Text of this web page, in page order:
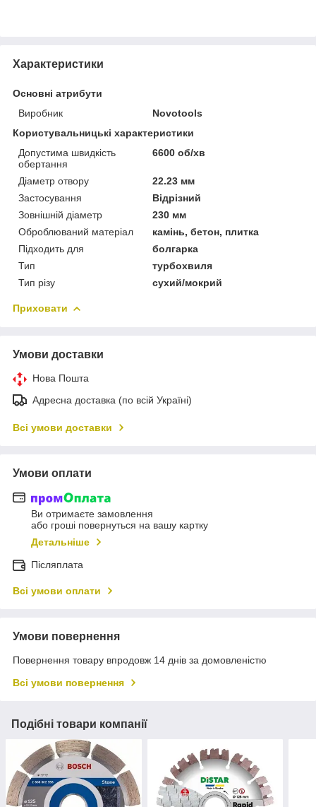
Характеристики
Основні атрибути
Виробник
Novotools
Користувальницькі характеристики
Допустима швидкість
обертання
6600 об/хв
Діаметр отвору
22.23 мм
Застосування
Відрізний
Зовнішній діаметр
230 мм
Оброблюваний матеріал
камінь, бетон, плитка
Підходить для
болгарка
Тип
турбохвиля
Тип різу
сухий/мокрий
Приховати
Умови доставки
Нова Пошта
Адресна доставка (по всій Україні)
Всі умови доставки
Умови оплати
Ви отримаєте замовлення
або гроші повернуться на вашу картку
Детальніше
Післяплата
Всі умови оплати
Умови повернення
Повернення товару впродовж 14 днів за домовленістю
Всі умови повернення
Подібні товари компанії